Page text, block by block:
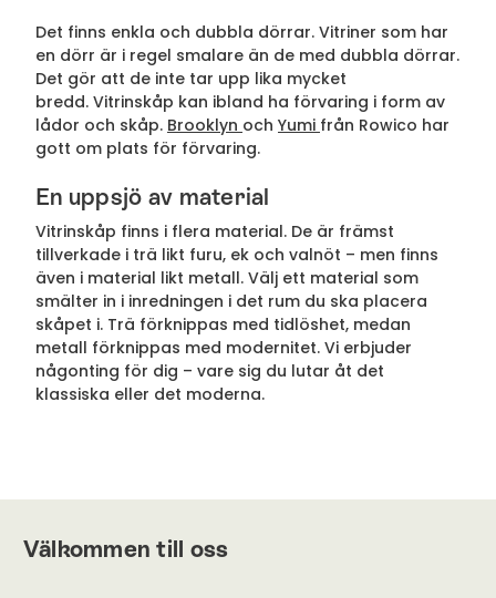
Det finns enkla och dubbla dörrar. Vitriner som har
en dörr är i regel smalare än de med dubbla dörrar.
Det gör att de inte tar upp lika mycket
bredd. Vitrinskåp kan ibland ha förvaring i form av
lådor och skåp. Brooklyn och Yumi från Rowico har
gott om plats för förvaring.
En uppsjö av material
Vitrinskåp finns i flera material. De är främst
tillverkade i trä likt furu, ek och valnöt – men finns
även i material likt metall. Välj ett material som
smälter in i inredningen i det rum du ska placera
skåpet i. Trä förknippas med tidlöshet, medan
metall förknippas med modernitet. Vi erbjuder
någonting för dig – vare sig du lutar åt det
klassiska eller det moderna.
Välkommen till oss